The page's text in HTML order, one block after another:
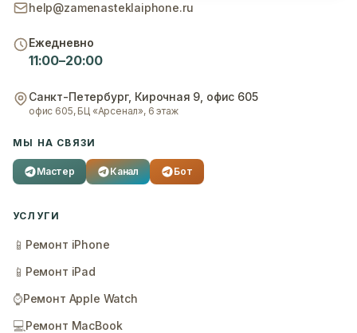
help@zamenasteklaiphone.ru
Ежедневно
11:00–20:00
Санкт-Петербург, Кирочная 9, офис 605
офис 605, БЦ «Арсенал», 6 этаж
МЫ НА СВЯЗИ
Мастер Канал Бот
УСЛУГИ
📱 Ремонт iPhone
📱 Ремонт iPad
⌚Ремонт Apple Watch
💻Ремонт MacBook